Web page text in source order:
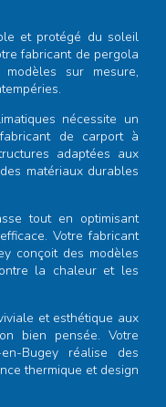
et protégé du soleil
fabricant de pergola
sur mesure,
nécessite un
fabricant de carport à
adaptées aux
matériaux durables
tout en optimisant
Votrefabricant
conçoit des modèles
la chaleur et les
et esthétique aux
bien pensée. Votre
Bugey réalise des
thermique et design